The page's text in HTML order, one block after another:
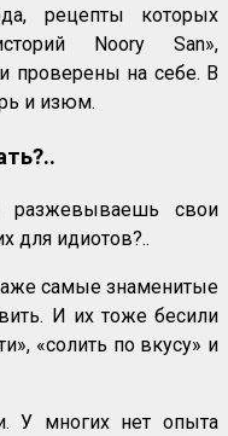
рецепты которых
Noory San»,
проверены на себе. В
и изюм.
разжевываешь свои
для идиотов?..
самые знаменитые
И их тоже бесили
«солить по вкусу» и
У многих нет опыта